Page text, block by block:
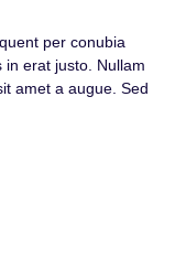
per conubia
erat justo. Nullam
amet a augue. Sed